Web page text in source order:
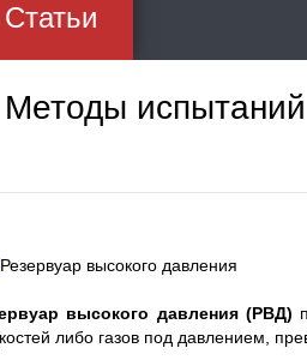
Статьи
Методы испытаний
высокого давления (РВД)
либо газов под давлением,